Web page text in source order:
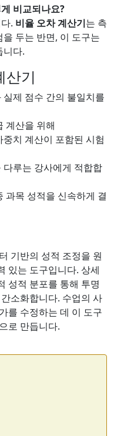
비교되나요?
. 비율 오차 계산기는 측
두는 반면, 이 도구는
니다.
산기
실제 점수 간의 불일치를
계산을 위해
치 계산이 포함된 시험
다루는 강사에게 적합합
과목 성적을 신속하게 결
기반의 성적 조정을 원
있는 도구입니다. 상세
성적 분포를 통해 투명
소화합니다. 수업의 사
를 수정하는 데 이 도구
로 만듭니다.